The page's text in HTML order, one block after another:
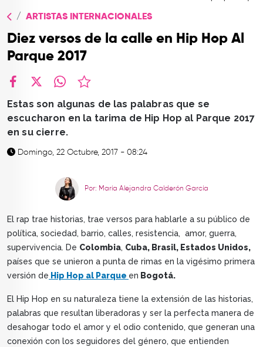
CONTACTO
ARTISTAS INTERNACIONALES
Diez versos de la calle en Hip Hop Al
Parque 2017
Estas son algunas de las palabras que se
escucharon en la tarima de Hip Hop al Parque 2017
en su cierre.
Domingo, 22 Octubre, 2017 - 08:24
Por: María Alejandra Calderón García
El rap trae historias, trae versos para hablarle a su público de
política, sociedad, barrio, calles, resistencia, amor, guerra,
supervivencia. De Colombia, Cuba, Brasil, Estados Unidos,
países que se unieron a punta de rimas en la vigésimo primera
versión de Hip Hop al Parque en Bogotá.
El Hip Hop en su naturaleza tiene la extensión de las historias,
palabras que resultan liberadoras y ser la perfecta manera de
desahogar todo el amor y el odio contenido, que generan una
conexión con los seguidores del género, que entienden